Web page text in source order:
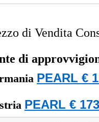
di Vendita
di
PEARL €
PEARL €